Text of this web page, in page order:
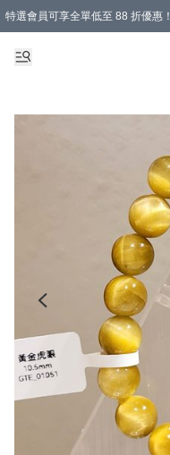
特選會員可享全單低至 88 折優惠！